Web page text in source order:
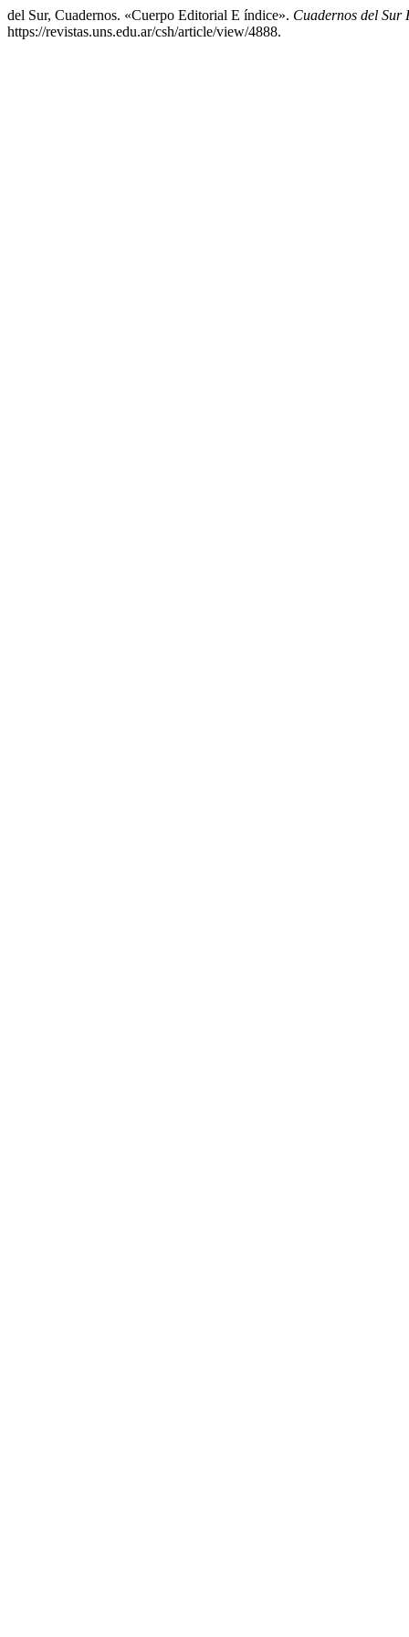
del Sur, Cuadernos. «Cuerpo Editorial E índice». Cuadernos del Sur
https://revistas.uns.edu.ar/csh/article/view/4888.